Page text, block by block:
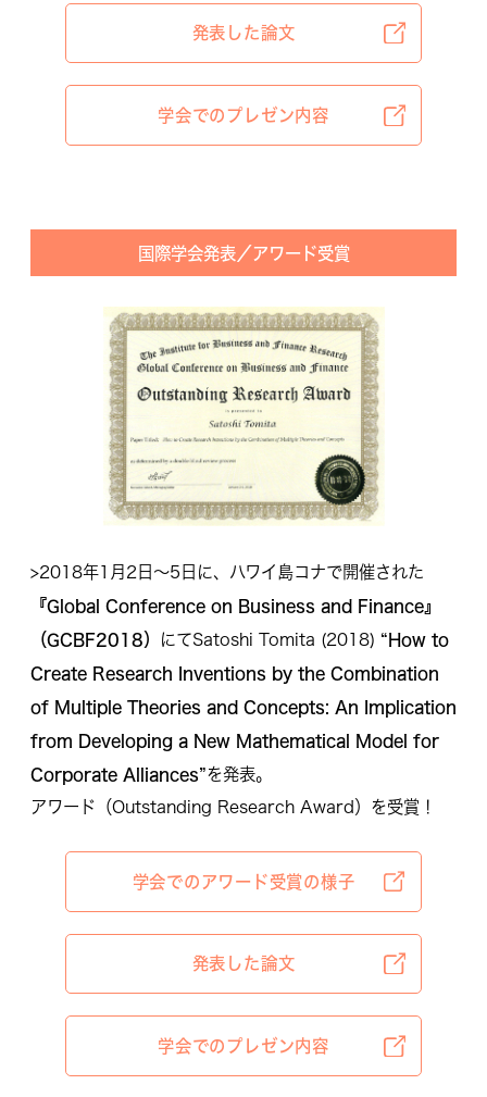
発表した論文
学会でのプレゼン内容
国際学会発表／アワード受賞
>2018年1月2日〜5日に、ハワイ島コナで開催された
『Global Conference on Business and Finance』
（GCBF2018）
にてSatoshi Tomita (2018) “How to
Create Research Inventions by the Combination
of Multiple Theories and Concepts: An Implication
from Developing a New Mathematical Model for
Corporate Alliances”を発表。
アワード（Outstanding Research Award）を受賞！
学会でのアワード受賞の様子
発表した論文
学会でのプレゼン内容